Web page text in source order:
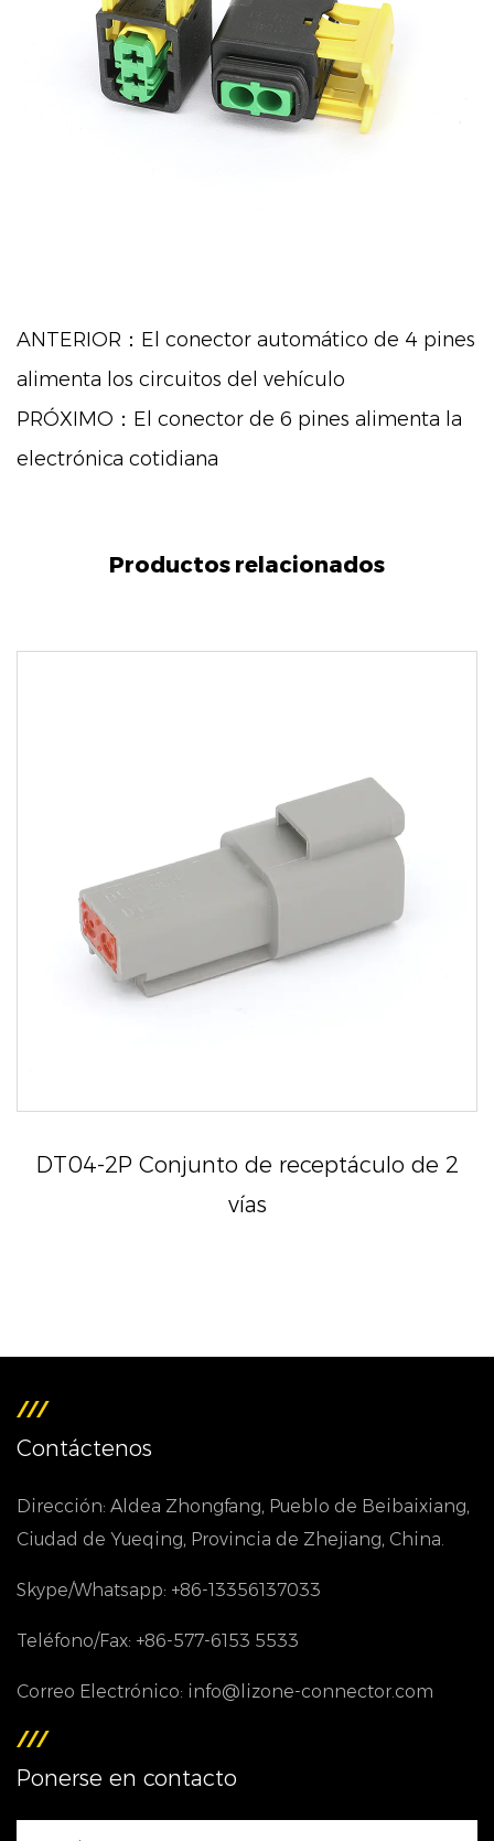
ANTERIOR：El conector automático de 4 pines
alimenta los circuitos del vehículo
PRÓXIMO：El conector de 6 pines alimenta la
electrónica cotidiana
Productos relacionados
DT04-2P Conjunto de receptáculo de 2
vías
Contáctenos
Dirección: Aldea Zhongfang, Pueblo de Beibaixiang,
Ciudad de Yueqing, Provincia de Zhejiang, China.
Skype/Whatsapp: +86-13356137033
Teléfono/Fax: +86-577-6153 5533
Correo Electrónico: info@lizone-connector.com
Ponerse en contacto